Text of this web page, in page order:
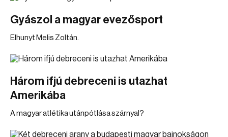
Gyászol a magyar evezősport
Elhunyt Melis Zoltán.
Három ifjú debreceni is utazhat
Amerikába
A magyar atlétika utánpótlása szárnyal?